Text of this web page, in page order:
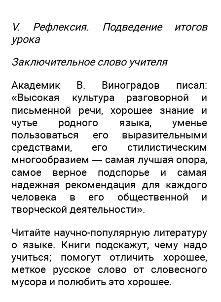
V. Рефлексия. Подведение итогов
урока
Заключительное слово учителя
Академик В. Виноградов писал:
«Высокая культура разговорной и
письменной речи, хорошее знание и
чутье родного языка, уменье
пользоваться его выразительными
средствами, его стилистическим
многообразием — самая лучшая опора,
самое верное подспорье и самая
надежная рекомендация для каждого
человека в его общественной и
творческой деятельности».
Читайте научно-популярную литературу
о языке. Книги подскажут, чему надо
учиться; помогут отличить хорошее,
меткое русское слово от словесного
мусора и полюбить это хорошее.